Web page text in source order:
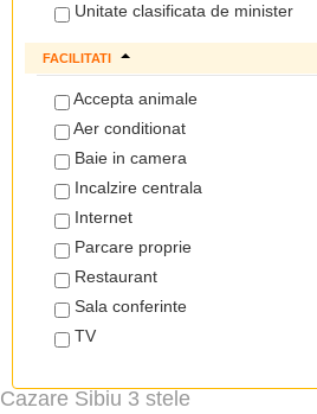
Unitate clasificata de minister
FACILITATI
Accepta animale
Aer conditionat
Baie in camera
Incalzire centrala
Internet
Parcare proprie
Restaurant
Sala conferinte
TV
Cazare Sibiu 3 stele